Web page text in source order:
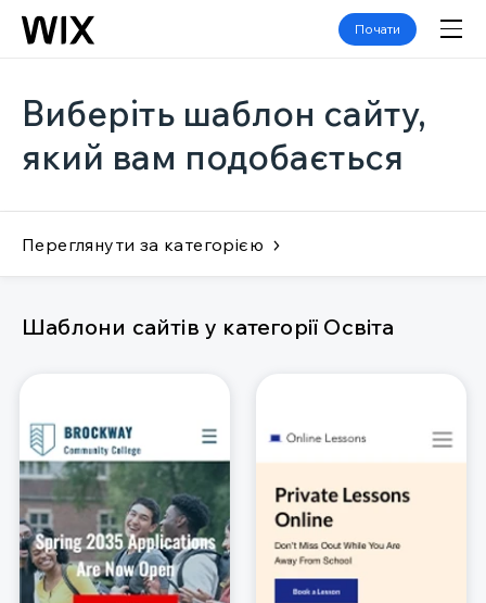
Почати
Виберіть шаблон сайту,
який вам подобається
Переглянути за категорією
Шаблони сайтів у категорії Освіта